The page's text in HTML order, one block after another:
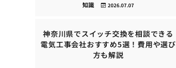
2026.07.07
知識
神奈川県でスイッチ交換を相談できる
電気工事会社おすすめ5選！費用や選び
方も解説